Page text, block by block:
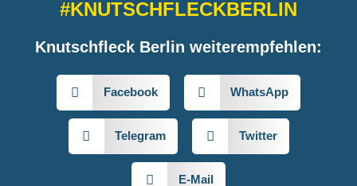
#KNUTSCHFLECKBERLIN
Knutschfleck Berlin weiterempfehlen:
Facebook WhatsApp
Telegram Twitter
E-Mail